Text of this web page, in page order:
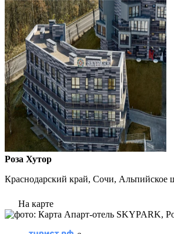
Роза Хутор
Краснодарский край, Сочи, Альпийское
На карте